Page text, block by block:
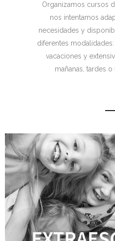
Organizamos cursos
nos intentamos
necesidades y
diferentes
vacaciones y
mañanas, tardes